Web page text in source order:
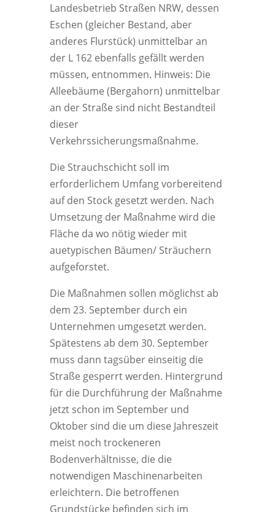
Landesbetrieb Straßen NRW, dessen
Eschen (gleicher Bestand, aber
anderes Flurstück) unmittelbar an
der L 162 ebenfalls gefällt werden
müssen, entnommen. Hinweis: Die
Alleebäume (Bergahorn) unmittelbar
an der Straße sind nicht Bestandteil
dieser
Verkehrssicherungsmaßnahme.
Die Strauchschicht soll im
erforderlichem Umfang vorbereitend
auf den Stock gesetzt werden. Nach
Umsetzung der Maßnahme wird die
Fläche da wo nötig wieder mit
auetypischen Bäumen/ Sträuchern
aufgeforstet.
Die Maßnahmen sollen möglichst ab
dem 23. September durch ein
Unternehmen umgesetzt werden.
Spätestens ab dem 30. September
muss dann tagsüber einseitig die
Straße gesperrt werden. Hintergrund
für die Durchführung der Maßnahme
jetzt schon im September und
Oktober sind die um diese Jahreszeit
meist noch trockeneren
Bodenverhältnisse, die die
notwendigen Maschinenarbeiten
erleichtern. Die betroffenen
Grundstücke befinden sich im